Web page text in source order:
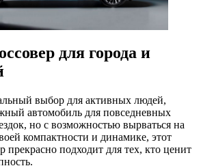
для города и
выбор для активных людей,
автомобиль для повседневных
но с возможностью вырваться на
компактности и динамике, этот
прекрасно подходит для тех, кто ценит